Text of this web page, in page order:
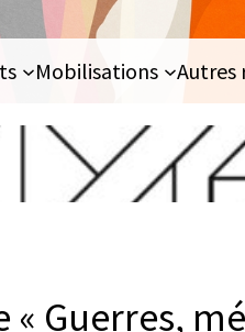
Mobilisations Autres
« Guerres,